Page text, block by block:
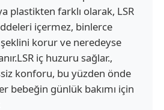
plastikten farklı olarak, LSR
içermez, binlerce
korur ve neredeyse
iç huzuru sağlar.,
konforu, bu yüzden önde
bebeğin günlük bakımı için